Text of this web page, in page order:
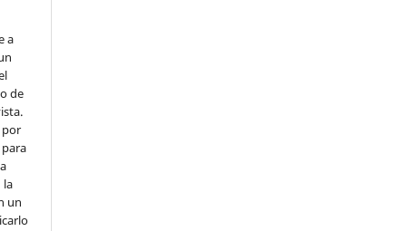
a
de
por
la
un